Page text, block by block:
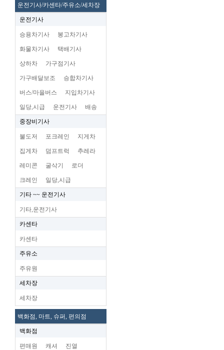
운전기사/카센타/주유소/세차장
운전기사
승용차기사 봉고차기사
화물차기사 택배기사
상하차 가구점기사
가구배달보조 승합차기사
버스/마을버스 지입차기사
일당,시급 운전기사 배송
중장비기사
불도저 포크레인 지게차
집게차 덤프트럭 추레라
레미콘 굴삭기 로더
크레인 일당,시급
기타 ~~ 운전기사
기타,운전기사
카센타
카센타
주유소
주유원
세차장
세차장
백화점, 마트, 슈퍼, 편의점
백화점
편매원 캐셔 진열